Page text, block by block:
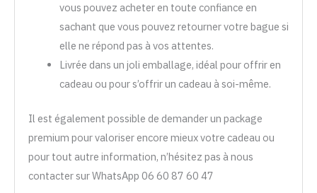
vous pouvez acheter en toute confiance en
sachant que vous pouvez retourner votre bague si
elle ne répond pas à vos attentes.
Livrée dans un joli emballage, idéal pour offrir en
cadeau ou pour s’offrir un cadeau à soi-même.
Il est également possible de demander un package
premium pour valoriser encore mieux votre cadeau ou
pour tout autre information, n’hésitez pas à nous
contacter sur WhatsApp 06 60 87 60 47